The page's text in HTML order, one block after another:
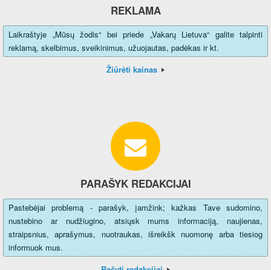
REKLAMA
Laikraštyje „Mūsų žodis“ bei priede „Vakarų Lietuva“ galite talpinti
reklamą, skelbimus, sveikinimus, užuojautas, padėkas ir kt.
Žiūrėti kainas
PARAŠYK REDAKCIJAI
Pastebėjai problemą - parašyk, įamžink; kažkas Tave sudomino,
nustebino ar nudžiugino, atsiųsk mums informaciją, naujienas,
straipsnius, aprašymus, nuotraukas, išreikšk nuomonę arba tiesiog
informuok mus.